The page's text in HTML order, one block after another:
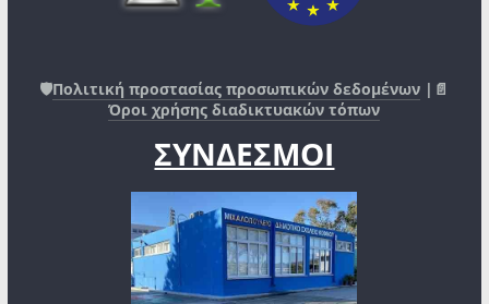
🛡️Πολιτική προστασίας προσωπικών δεδομένων |📄
Όροι χρήσης διαδικτυακών τόπων
ΣΥΝΔΕΣΜΟΙ